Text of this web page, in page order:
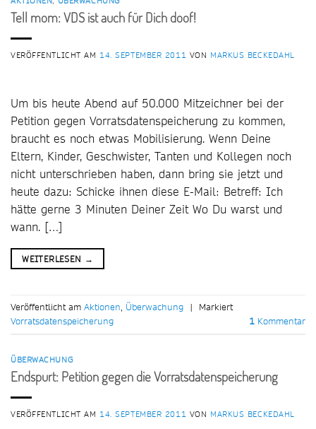
Tell mom: VDS ist auch für Dich doof!
VERÖFFENTLICHT AM 14. SEPTEMBER 2011 VON MARKUS BECKEDAHL
Um bis heute Abend auf 50.000 Mitzeichner bei der
Petition gegen Vorratsdatenspeicherung zu kommen,
braucht es noch etwas Mobilisierung. Wenn Deine
Eltern, Kinder, Geschwister, Tanten und Kollegen noch
nicht unterschrieben haben, dann bring sie jetzt und
heute dazu: Schicke ihnen diese E-Mail: Betreff: Ich
hätte gerne 3 Minuten Deiner Zeit Wo Du warst und
wann. […]
WEITERLESEN →
Veröffentlicht am Aktionen, Überwachung |
Markiert
Vorratsdatenspeicherung
1 Kommentar
ÜBERWACHUNG
Endspurt: Petition gegen die Vorratsdatenspeicherung
VERÖFFENTLICHT AM 14. SEPTEMBER 2011 VON MARKUS BECKEDAHL